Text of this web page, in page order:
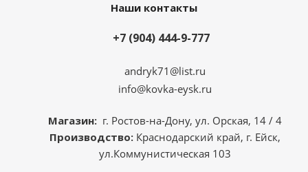
Наши контакты
+7 (904) 444-9-777
andryk71@list.ru
info@kovka-eysk.ru
Магазин: г. Ростов-на-Дону, ул. Орская, 14 / 4
Производство: Краснодарский край, г. Ейск,
ул.Коммунистическая 103